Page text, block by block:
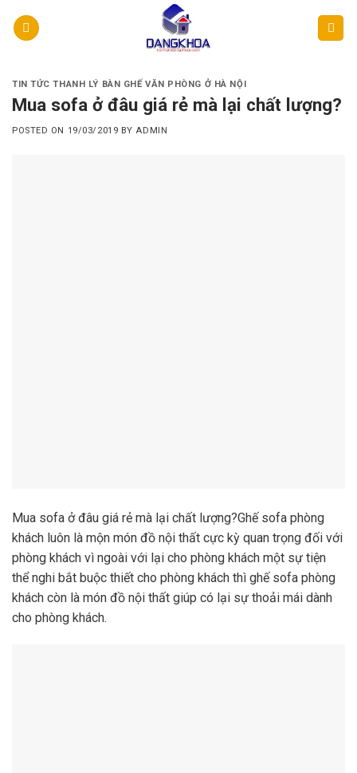
TIN TỨC THANH LÝ BÀN GHẾ VĂN PHÒNG Ở HÀ NỘI
Mua sofa ở đâu giá rẻ mà lại chất lượng?
POSTED ON 19/03/2019 BYADMIN
Mua sofa ở đâu giá rẻ mà lại chất lượng?Ghế sofa phòng
khách luôn là mộn món đồ nội thất cực kỳ quan trọng đối với
phòng khách vì ngoài với lại cho phòng khách một sự tiện
thể nghi bắt buộc thiết cho phòng khách thì ghế sofa phòng
khách còn là món đồ nội thất giúp có lại sự thoải mái dành
cho phòng khách.